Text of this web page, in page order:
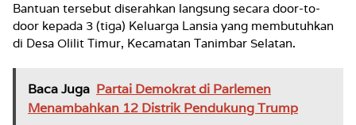
Bantuan tersebut diserahkan langsung secara door-to-
door kepada 3 (tiga) Keluarga Lansia yang membutuhkan
di Desa Olilit Timur, Kecamatan Tanimbar Selatan.
Baca Juga Partai Demokrat di Parlemen
Menambahkan 12 Distrik Pendukung Trump